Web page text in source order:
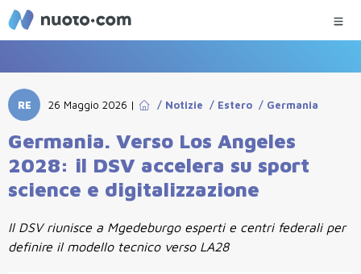
RE 26 Maggio 2026 | / Notizie / Estero / Germania
Germania. Verso Los Angeles
2028: il DSV accelera su sport
science e digitalizzazione
Il DSV riunisce a Mgedeburgo esperti e centri federali per
definire il modello tecnico verso LA28